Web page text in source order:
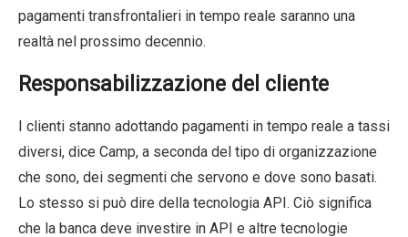
pagamenti transfrontalieri in tempo reale saranno una
realtà nel prossimo decennio.
Responsabilizzazione del cliente
I clienti stanno adottando pagamenti in tempo reale a tassi
diversi, dice Camp, a seconda del tipo di organizzazione
che sono, dei segmenti che servono e dove sono basati.
Lo stesso si può dire della tecnologia API. Ciò significa
che la banca deve investire in API e altre tecnologie